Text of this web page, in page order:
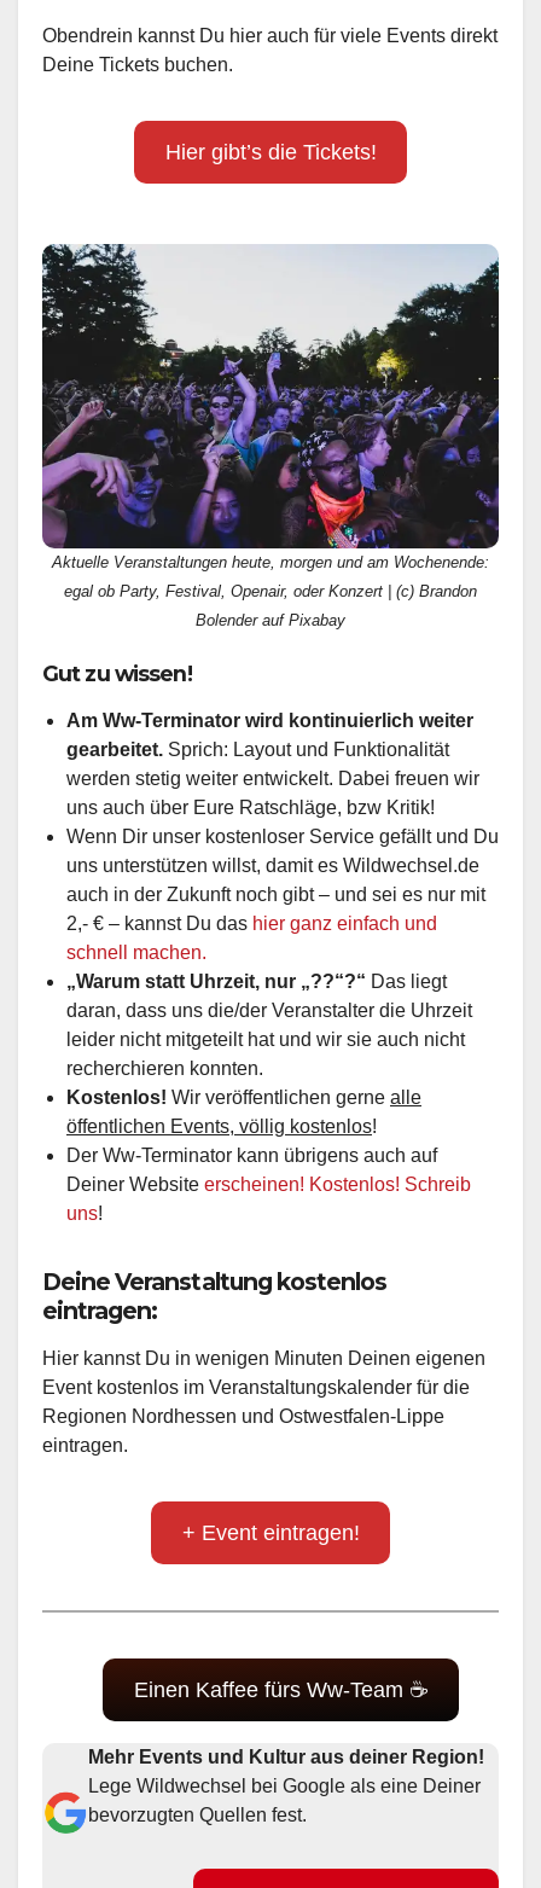
Obendrein kannst Du hier auch für viele Events direkt
Deine Tickets buchen.
Hier gibt’s die Tickets!
Aktuelle Veranstaltungen heute, morgen und am Wochenende:
egal ob Party, Festival, Openair, oder Konzert | (c) Brandon
Bolender auf Pixabay
Gut zu wissen!
Am Ww-Terminator wird kontinuierlich weiter
gearbeitet. Sprich: Layout und Funktionalität
werden stetig weiter entwickelt. Dabei freuen wir
uns auch über Eure Ratschläge, bzw Kritik!
Wenn Dir unser kostenloser Service gefällt und Du
uns unterstützen willst, damit es Wildwechsel.de
auch in der Zukunft noch gibt – und sei es nur mit
2,- € – kannst Du das hier ganz einfach und
schnell machen.
„Warum statt Uhrzeit, nur „??“?“ Das liegt
daran, dass uns die/der Veranstalter die Uhrzeit
leider nicht mitgeteilt hat und wir sie auch nicht
recherchieren konnten.
Kostenlos! Wir veröffentlichen gerne alle
öffentlichen Events, völlig kostenlos!
Der Ww-Terminator kann übrigens auch auf
Deiner Website erscheinen! Kostenlos! Schreib
uns!
Deine Veranstaltung kostenlos
eintragen:
Hier kannst Du in wenigen Minuten Deinen eigenen
Event kostenlos im Veranstaltungskalender für die
Regionen Nordhessen und Ostwestfalen-Lippe
eintragen.
+ Event eintragen!
Einen Kaffee fürs Ww-Team ☕
Mehr Events und Kultur aus deiner Region!
Lege Wildwechsel bei Google als eine Deiner
bevorzugten Quellen fest.